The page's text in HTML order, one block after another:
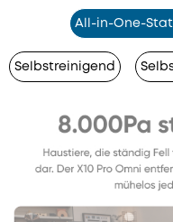
All-in-One-
Selbstreinigend